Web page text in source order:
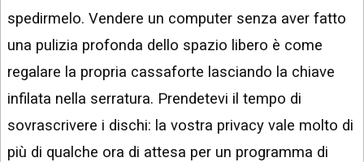
spedirmelo. Vendere un computer senza aver fatto
una pulizia profonda dello spazio libero è come
regalare la propria cassaforte lasciando la chiave
infilata nella serratura. Prendetevi il tempo di
sovrascrivere i dischi: la vostra privacy vale molto di
più di qualche ora di attesa per un programma di